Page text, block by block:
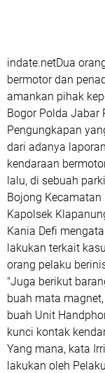
indate.netDua
bermotor dan
amankan pihak
Bogor Polda Jabar
Pengungkapan
dari adanya
kendaraan
lalu, di sebuah
Bojong
Kapolsek
Kania Defi
lakukan terkait
orang pelaku
"Juga berikut
buah mata
buah Unit
kunci kontak
Yang mana, kata
lakukan oleh